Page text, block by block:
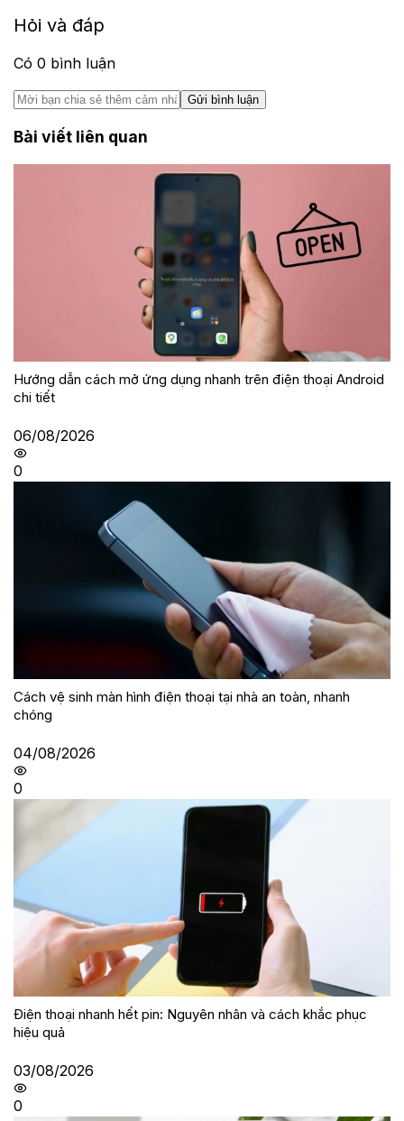
Hỏi và đáp
Có 0 bình luận
Gửi bình luận
Bài viết liên quan
Hướng dẫn cách mở ứng dụng nhanh trên điện thoại Android
chi tiết
06/08/2026
0
Cách vệ sinh màn hình điện thoại tại nhà an toàn, nhanh
chóng
04/08/2026
0
Điện thoại nhanh hết pin: Nguyên nhân và cách khắc phục
hiệu quả
03/08/2026
0